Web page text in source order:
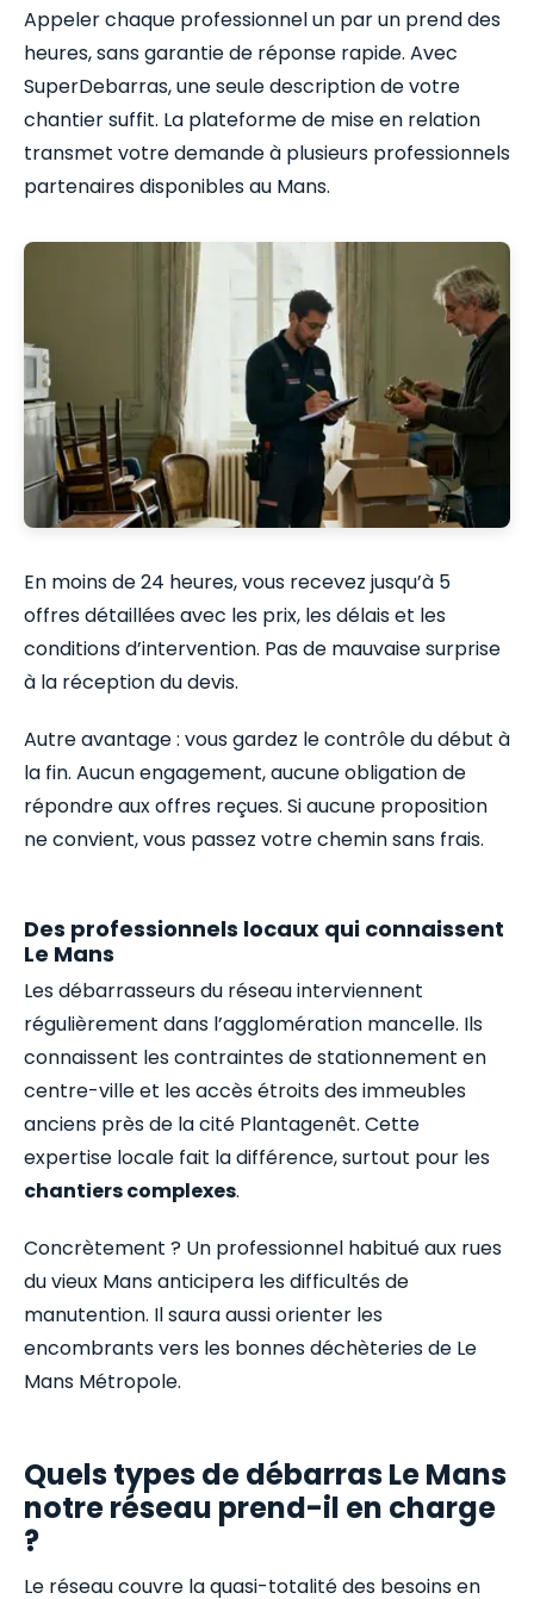
Appeler chaque professionnel un par un prend des
heures, sans garantie de réponse rapide. Avec
SuperDebarras, une seule description de votre
chantier suffit. La plateforme de mise en relation
transmet votre demande à plusieurs professionnels
partenaires disponibles au Mans.
En moins de 24 heures, vous recevez jusqu’à 5
offres détaillées avec les prix, les délais et les
conditions d’intervention. Pas de mauvaise surprise
à la réception du devis.
Autre avantage : vous gardez le contrôle du début à
la fin. Aucun engagement, aucune obligation de
répondre aux offres reçues. Si aucune proposition
ne convient, vous passez votre chemin sans frais.
Des professionnels locaux qui connaissent
Le Mans
Les débarrasseurs du réseau interviennent
régulièrement dans l’agglomération mancelle. Ils
connaissent les contraintes de stationnement en
centre-ville et les accès étroits des immeubles
anciens près de la cité Plantagenêt. Cette
expertise locale fait la différence, surtout pour les
chantiers complexes.
Concrètement ? Un professionnel habitué aux rues
du vieux Mans anticipera les difficultés de
manutention. Il saura aussi orienter les
encombrants vers les bonnes déchèteries de Le
Mans Métropole.
Quels types de débarras Le Mans
notre réseau prend-il en charge
?
Le réseau couvre la quasi-totalité des besoins en